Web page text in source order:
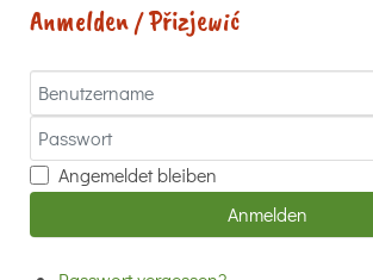
Anmelden / Přizjewić
Benutzername
Passwort
Angemeldet bleiben
Anmelden